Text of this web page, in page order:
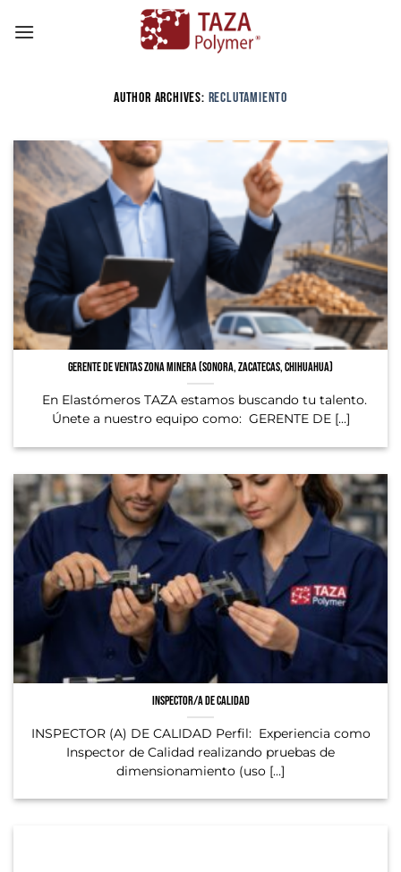
AUTHOR ARCHIVES: RECLUTAMIENTO
GERENTE DE VENTAS ZONA MINERA (Sonora, Zacatecas, Chihuahua)
En Elastómeros TAZA estamos buscando tu talento.
Únete a nuestro equipo como: GERENTE DE [...]
Inspector/a de Calidad
INSPECTOR (A) DE CALIDAD Perfil: Experiencia como
Inspector de Calidad realizando pruebas de
dimensionamiento (uso [...]